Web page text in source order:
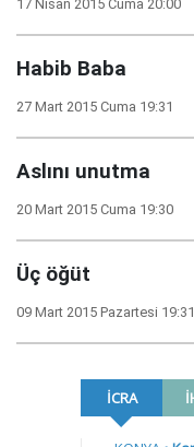
17 Nisan 2015 Cuma 20:00
Habib Baba
27 Mart 2015 Cuma 19:31
Aslını unutma
20 Mart 2015 Cuma 19:30
Üç öğüt
09 Mart 2015 Pazartesi 19:31